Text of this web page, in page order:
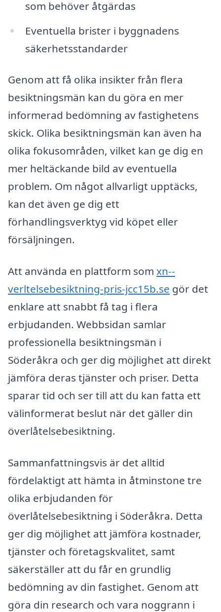
som behöver åtgärdas
Eventuella brister i byggnadens
säkerhetsstandarder
Genom att få olika insikter från flera
besiktningsmän kan du göra en mer
informerad bedömning av fastighetens
skick. Olika besiktningsmän kan även ha
olika fokusområden, vilket kan ge dig en
mer heltäckande bild av eventuella
problem. Om något allvarligt upptäcks,
kan det även ge dig ett
förhandlingsverktyg vid köpet eller
försäljningen.
Att använda en plattform som xn--
verltelsebesiktning-pris-jcc15b.se gör det
enklare att snabbt få tag i flera
erbjudanden. Webbsidan samlar
professionella besiktningsmän i
Söderåkra och ger dig möjlighet att direkt
jämföra deras tjänster och priser. Detta
sparar tid och ser till att du kan fatta ett
välinformerat beslut när det gäller din
överlåtelsebesiktning.
Sammanfattningsvis är det alltid
fördelaktigt att hämta in åtminstone tre
olika erbjudanden för
överlåtelsebesiktning i Söderåkra. Detta
ger dig möjlighet att jämföra kostnader,
tjänster och företagskvalitet, samt
säkerställer att du får en grundlig
bedömning av din fastighet. Genom att
göra din research och vara noggrann i